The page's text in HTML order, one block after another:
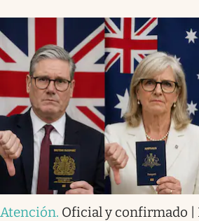
Atención. Oficial y confirmado |